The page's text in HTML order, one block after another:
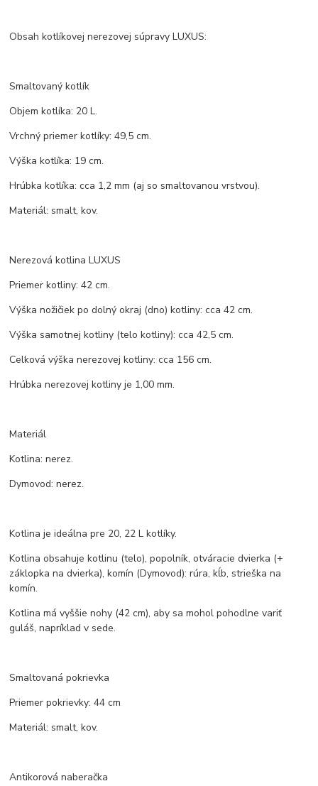
Obsah kotlíkovej nerezovej súpravy LUXUS:
Smaltovaný kotlík
Objem kotlíka: 20 L.
Vrchný priemer kotlíky: 49,5 cm.
Výška kotlíka: 19 cm.
Hrúbka kotlíka: cca 1,2 mm (aj so smaltovanou vrstvou).
Materiál: smalt, kov.
Nerezová kotlina LUXUS
Priemer kotliny: 42 cm.
Výška nožičiek po dolný okraj (dno) kotliny: cca 42 cm.
Výška samotnej kotliny (telo kotliny): cca 42,5 cm.
Celková výška nerezovej kotliny: cca 156 cm.
Hrúbka nerezovej kotliny je 1,00 mm.
Materiál
Kotlina: nerez.
Dymovod: nerez.
Kotlina je ideálna pre 20, 22 L kotlíky.
Kotlina obsahuje kotlinu (telo), popolník, otváracie dvierka (+
záklopka na dvierka), komín (Dymovod): rúra, kĺb, strieška na
komín.
Kotlina má vyššie nohy (42 cm), aby sa mohol pohodlne variť
guláš, napríklad v sede.
Smaltovaná pokrievka
Priemer pokrievky: 44 cm
Materiál: smalt, kov.
Antikorová naberačka